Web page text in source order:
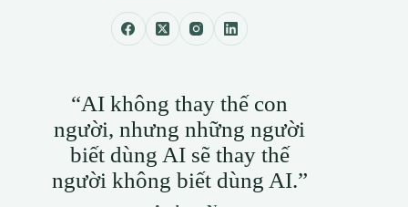
“AI không thay thế con
người, nhưng những người
biết dùng AI sẽ thay thế
người không biết dùng AI.”